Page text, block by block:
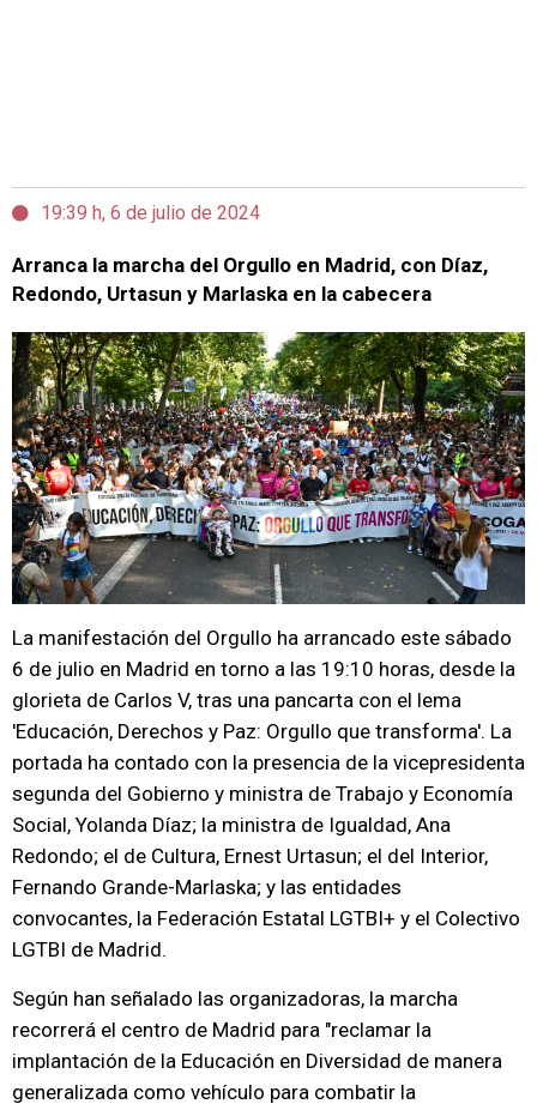
19:39 h, 6 de julio de 2024
Arranca la marcha del Orgullo en Madrid, con Díaz,
Redondo, Urtasun y Marlaska en la cabecera
La manifestación del Orgullo ha arrancado este sábado
6 de julio en Madrid en torno a las 19:10 horas, desde la
glorieta de Carlos V, tras una pancarta con el lema
'Educación, Derechos y Paz: Orgullo que transforma'. La
portada ha contado con la presencia de la vicepresidenta
segunda del Gobierno y ministra de Trabajo y Economía
Social, Yolanda Díaz; la ministra de Igualdad, Ana
Redondo; el de Cultura, Ernest Urtasun; el del Interior,
Fernando Grande-Marlaska; y las entidades
convocantes, la Federación Estatal LGTBI+ y el Colectivo
LGTBI de Madrid.
Según han señalado las organizadoras, la marcha
recorrerá el centro de Madrid para "reclamar la
implantación de la Educación en Diversidad de manera
generalizada como vehículo para combatir la